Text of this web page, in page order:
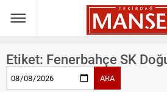
Etiket: Fenerbahçe SK
ARA